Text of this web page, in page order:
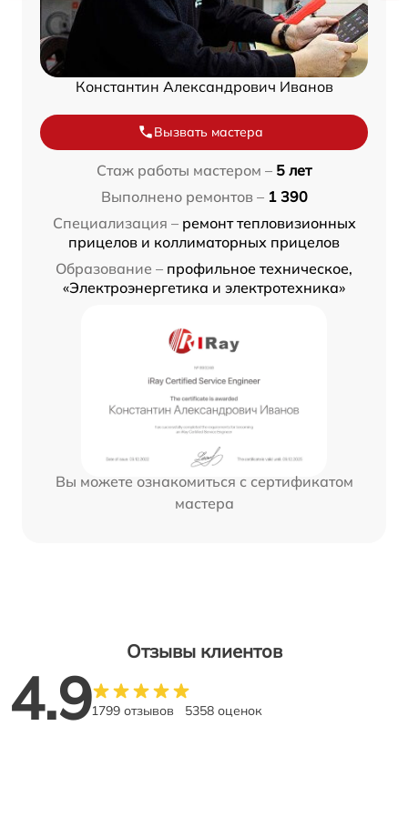
Константин Александрович Иванов
Вызвать мастера
Стаж работы мастером – 5 лет
Выполнено ремонтов – 1 390
Специализация – ремонт тепловизионных
прицелов и коллиматорных прицелов
Образование – профильное техническое,
«Электроэнергетика и электротехника»
Вы можете ознакомиться с сертификатом
мастера
Отзывы клиентов
4.91799 отзывов 5358 оценок